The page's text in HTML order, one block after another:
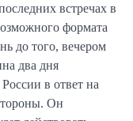
встречах в
формата
до того, вечером
два дня
в ответ на
Он